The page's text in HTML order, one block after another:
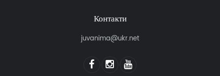
Контакти
juvanima@ukr.net